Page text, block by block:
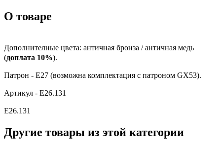
О товаре
Дополнителные цвета: античная бронза / античная медь
(доплата 10%).
Патрон - Е27 (возможна комплектация с патроном GX53).
Артикул - E26.131
E26.131
Другие товары из этой категории